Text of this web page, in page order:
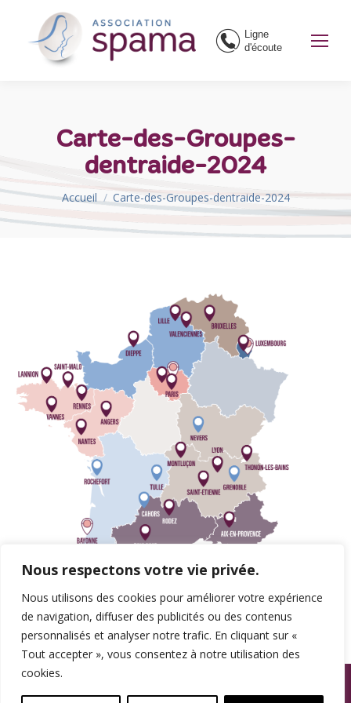
Nous respectons votre vie privée.
Nous utilisons des cookies pour améliorer votre expérience
de navigation, diffuser des publicités ou des contenus
personnalisés et analyser notre trafic. En cliquant sur «
Tout accepter », vous consentez à notre utilisation des
cookies.
Ligne
d'écoute
Carte-des-Groupes-
dentraide-2024
Vous êtes ici :
Accueil Carte-des-Groupes-dentraide-2024